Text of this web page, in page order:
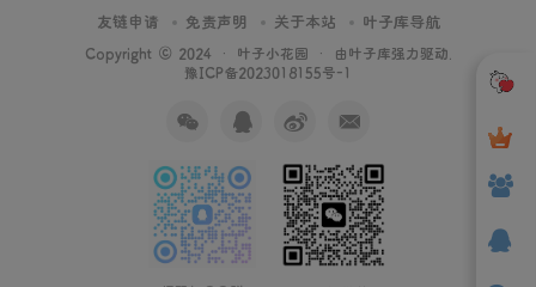
友链申请 免责声明 关于本站 叶子库导航
Copyright © 2024 · 叶子小花园 · 由 叶子库强力驱动.
豫ICP备2023018155号-1